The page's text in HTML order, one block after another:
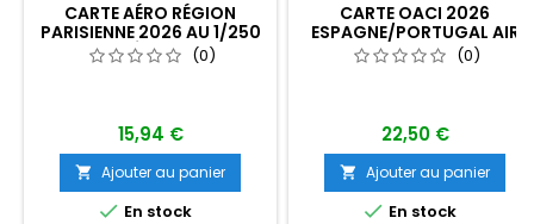
CARTE AÉRO RÉGION
PARISIENNE 2026 AU 1/250
000 ÉDITION 1
(0)
15,94 €
 Ajouter au panier
 En stock
CARTE OACI 2026
ESPAGNE/PORTUGAL AIR
MILLION VFR AU 1/1 000
000
(0)
22,50 €
 Ajouter au panier
 En stock